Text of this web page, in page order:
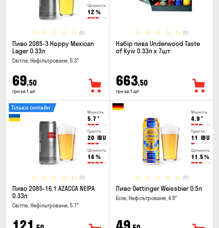
Щільність
12 %
(0)
Пиво 2085-3 Hoppy Mexican
Lager 0.33л
Світле, Нефільтроване, 5.3°
69,50
грн за 1 шт
(0)
Набір пива Underwood Taste
of Kyiv 0.33л x 7шт
663,50
грн за 1 шт
Міцність
5.7 °
Гіркота
20 IBU
Щільність
14 %
(0)
Тільки онлайн
Пиво 2085-16.1 AZACCA NEIPA
0.33л
Світле, Нефільтроване, 5.7°
Міцність
4.9 °
Гіркота
11 IBU
Щільність
11.5 %
(0)
Пиво Oettinger Weissbier 0.5л
Біле, Нефільтроване, 4.9°